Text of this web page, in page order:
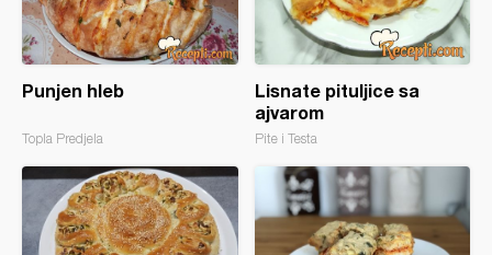
Punjen hleb
Topla Predjela
Lisnate pituljice sa
ajvarom
Pite i Testa